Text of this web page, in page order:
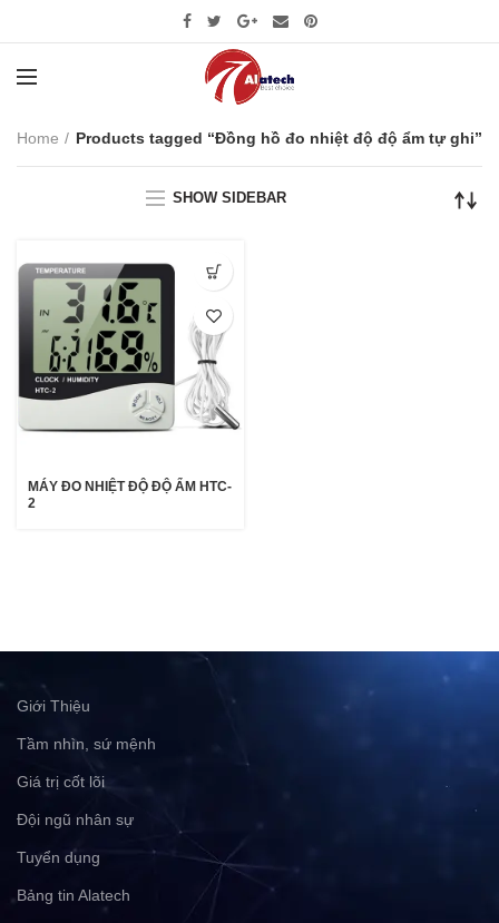
Home Products tagged “Đồng hồ đo nhiệt độ độ ẩm tự ghi”
SHOW SIDEBAR
MÁY ĐO NHIỆT ĐỘ ĐỘ ẨM HTC-
2
Giới Thiệu
Tầm nhìn, sứ mệnh
Giá trị cốt lõi
Đội ngũ nhân sự
Tuyển dụng
Bảng tin Alatech